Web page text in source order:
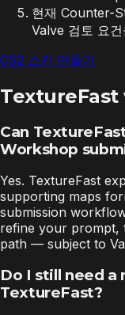
현재 Counter-
Valve 검토 요
CS2 스킨 만들기
TextureFast
Can
Workshop
Yes. TextureFast
supporting maps
submission
refine your prompt,
path — subject to
Do I still need a
TextureFast?